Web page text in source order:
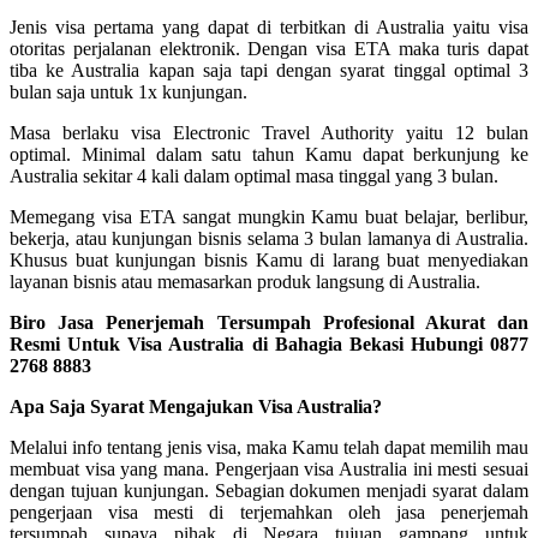
Jenis visa pertama yang dapat di terbitkan di Australia yaitu visa
otoritas perjalanan elektronik. Dengan visa ETA maka turis dapat
tiba ke Australia kapan saja tapi dengan syarat tinggal optimal 3
bulan saja untuk 1x kunjungan.
Masa berlaku visa Electronic Travel Authority yaitu 12 bulan
optimal. Minimal dalam satu tahun Kamu dapat berkunjung ke
Australia sekitar 4 kali dalam optimal masa tinggal yang 3 bulan.
Memegang visa ETA sangat mungkin Kamu buat belajar, berlibur,
bekerja, atau kunjungan bisnis selama 3 bulan lamanya di Australia.
Khusus buat kunjungan bisnis Kamu di larang buat menyediakan
layanan bisnis atau memasarkan produk langsung di Australia.
Biro Jasa Penerjemah Tersumpah Profesional Akurat dan
Resmi Untuk Visa Australia di Bahagia Bekasi Hubungi 0877
2768 8883
Apa Saja Syarat Mengajukan Visa Australia?
Melalui info tentang jenis visa, maka Kamu telah dapat memilih mau
membuat visa yang mana. Pengerjaan visa Australia ini mesti sesuai
dengan tujuan kunjungan. Sebagian dokumen menjadi syarat dalam
pengerjaan visa mesti di terjemahkan oleh jasa penerjemah
tersumpah supaya pihak di Negara tujuan gampang untuk